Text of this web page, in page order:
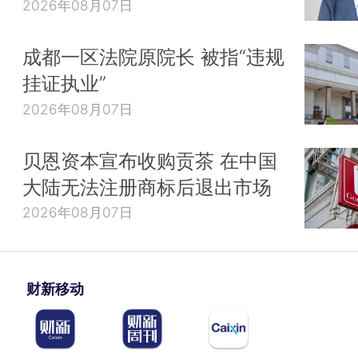
2026年08月07日
成都一区法院原院长 被指“违规
挂证执业”
2026年08月07日
贝恩资本宣布收购贡茶 在中国
大陆无法注册商标后退出市场
2026年08月07日
财新移动